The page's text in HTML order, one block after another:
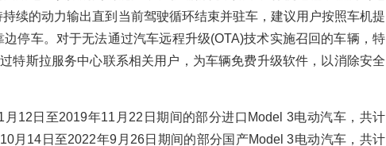
续的动力输出直到当前驾驶循环结束并驻车，建议用户按照车机提
停车。对于无法通过汽车远程升级(OTA)技术实施召回的车辆，特
特斯拉服务中心联系相关用户，为车辆免费升级软件，以消除安全
日至2019年11月22日期间的部分进口Model 3电动汽车，共计
月14日至2022年9月26日期间的部分国产Model 3电动汽车，共计